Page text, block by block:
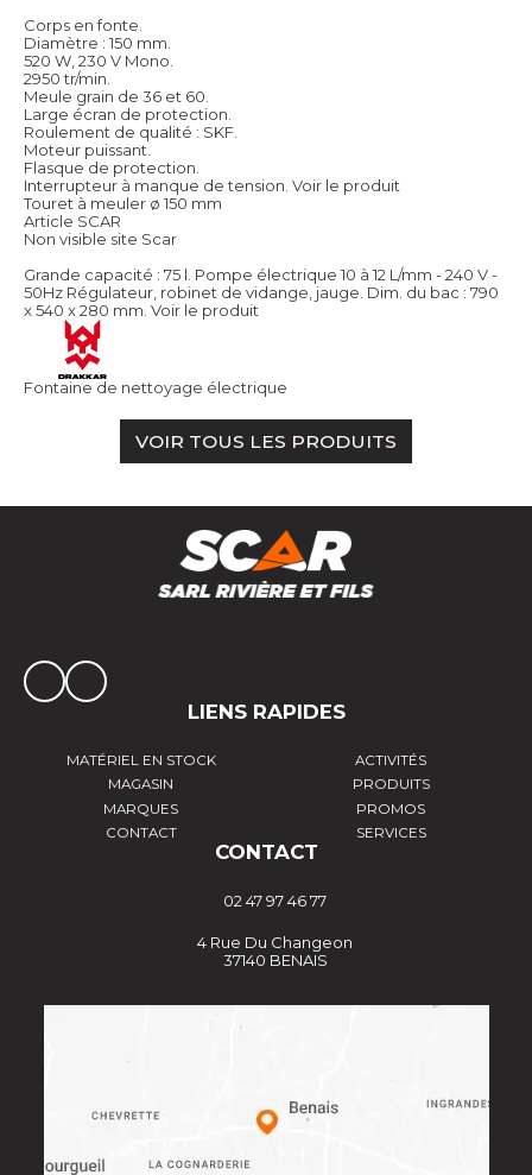
Corps en fonte.
Diamètre : 150 mm.
520 W, 230 V Mono.
2950 tr/min.
Meule grain de 36 et 60.
Large écran de protection.
Roulement de qualité : SKF.
Moteur puissant.
Flasque de protection.
Interrupteur à manque de tension. Voir le produit
Touret à meuler ø 150 mm
Article SCAR
Non visible site Scar
Grande capacité : 75 l. Pompe électrique 10 à 12 L/mm - 240 V -
50Hz Régulateur, robinet de vidange, jauge. Dim. du bac : 790
x 540 x 280 mm. Voir le produit
Fontaine de nettoyage électrique
VOIR TOUS LES PRODUITS
LIENS RAPIDES
MATÉRIEL EN STOCK
ACTIVITÉS
MAGASIN
PRODUITS
MARQUES
PROMOS
CONTACT
SERVICES
CONTACT
02 47 97 46 77
4 Rue Du Changeon
37140 BENAIS